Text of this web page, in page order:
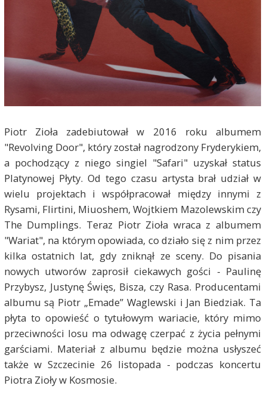
Piotr Zioła zadebiutował w 2016 roku albumem
"Revolving Door", który został nagrodzony Fryderykiem,
a pochodzący z niego singiel "Safari" uzyskał status
Platynowej Płyty. Od tego czasu artysta brał udział w
wielu projektach i współpracował między innymi z
Rysami, Flirtini, Miuoshem, Wojtkiem Mazolewskim czy
The Dumplings. Teraz Piotr Zioła wraca z albumem
"Wariat", na którym opowiada, co działo się z nim przez
kilka ostatnich lat, gdy zniknął ze sceny. Do pisania
nowych utworów zaprosił ciekawych gości - Paulinę
Przybysz, Justynę Święs, Bisza, czy Rasa. Producentami
albumu są Piotr „Emade” Waglewski i Jan Biedziak. Ta
płyta to opowieść o tytułowym wariacie, który mimo
przeciwności losu ma odwagę czerpać z życia pełnymi
garściami. Materiał z albumu będzie można usłyszeć
także w Szczecinie 26 listopada - podczas koncertu
Piotra Zioły w Kosmosie.